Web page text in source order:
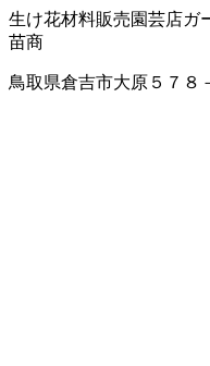
生け花材料販売園芸店ガ
苗商
鳥取県倉吉市大原５７８